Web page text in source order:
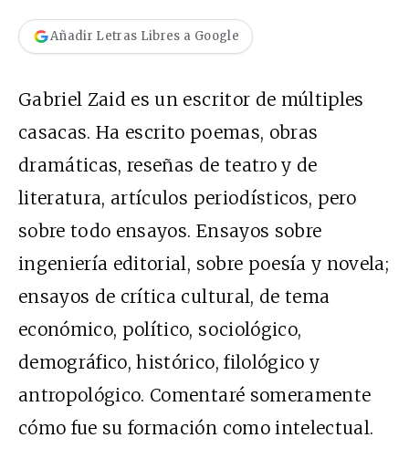
Añadir Letras Libres a Google
Gabriel Zaid es un escritor de múltiples
casacas. Ha escrito poemas, obras
dramáticas, reseñas de teatro y de
literatura, artículos periodísticos, pero
sobre todo ensayos. Ensayos sobre
ingeniería editorial, sobre poesía y novela;
ensayos de crítica cultural, de tema
económico, político, sociológico,
demográfico, histórico, filológico y
antropológico. Comentaré someramente
cómo fue su formación como intelectual.